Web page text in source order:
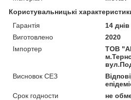
Користувальницькі
Гарантія
14 днів
Виготовлено
2020
Імпортер
ТОВ
Висновок СЕЗ
Срок годности
не